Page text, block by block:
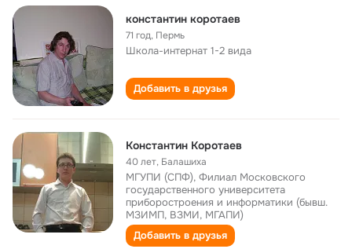
константин коротаев
71 год, Пермь
Школа-интернат 1-2 вида
Добавить в друзья
Константин Коротаев
40 лет, Балашиха
МГУПИ (СПФ), Филиал Московского
государственного университета
приборостроения и информатики (бывш.
МЗИМП, ВЗМИ, МГАПИ)
Добавить в друзья